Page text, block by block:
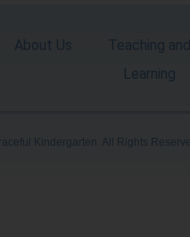
About Us
Teaching and
Learning
Kindergarten. All Rights